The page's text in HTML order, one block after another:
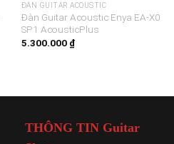
ĐÀN GUITAR ACOUSTIC
Đàn Guitar Acoustic Enya EA-X0
SP1 AcousticPlus
5.300.000 ₫
THÔNG TIN Guitar